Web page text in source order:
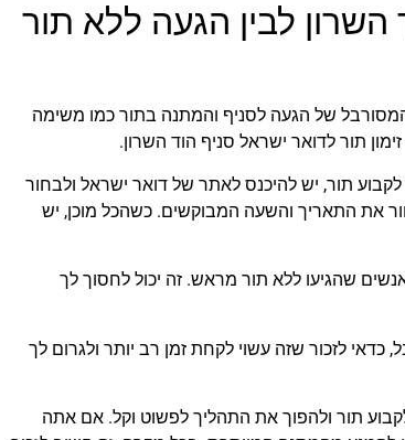
השרון לבין הגעה ללא תור
של הגעה לסניף והמתנה בתור כמו משימה
תור לדואר ישראל סניף הוד השרון.
לקבוע תור, יש להיכנס לאתר של דואר ישראל ולבחור
את התאריך והשעה המבוקשים. כשהכל מוכן, יש
שהגיעו ללא תור מראש. זה יכול לחסוך לך
לזכור שזה עשוי לקחת זמן רב יותר ולגרום לך
תור ולהפוך את התהליך לפשוט וקל. אם אתה